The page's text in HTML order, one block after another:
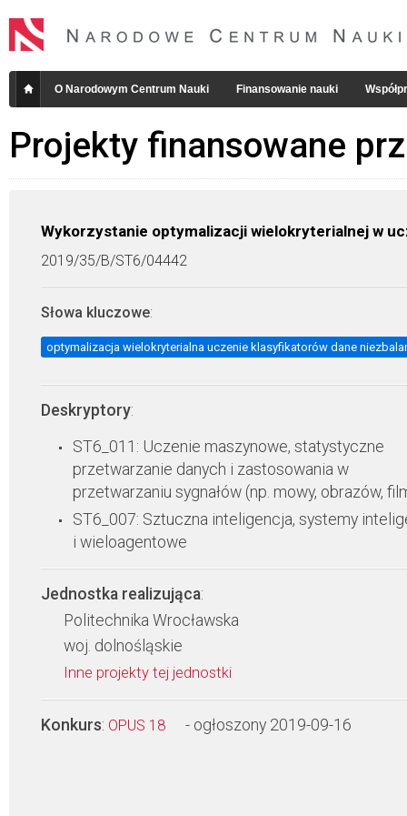
O Narodowym Centrum Nauki Finansowanie nauki
Projekty finansowane
Wykorzystanie optymalizacji wielokryterialnej w
2019/35/B/ST6/04442
Słowa kluczowe:
optymalizacja wielokryterialna uczenie klasyfikatorów dane
Deskryptory:
ST6_011: Uczenie maszynowe, statystyczne
przetwarzanie danych i zastosowania w
przetwarzaniu sygnałów (np. mowy, obrazów,
ST6_007: Sztuczna inteligencja, systemy
i wieloagentowe
Jednostka realizująca:
Politechnika Wrocławska
woj. dolnośląskie
Inne projekty tej jednostki
Konkurs: OPUS 18 - ogłoszony 2019-09-16